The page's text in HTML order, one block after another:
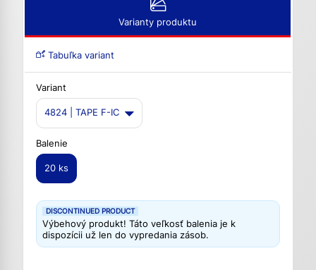
Varianty produktu
Tabuľka variant
Variant
4824 | TAPE F-IC
Balenie
20 ks
DISCONTINUED PRODUCT
Výbehový produkt! Táto veľkosť balenia je k
dispozícii už len do vypredania zásob.